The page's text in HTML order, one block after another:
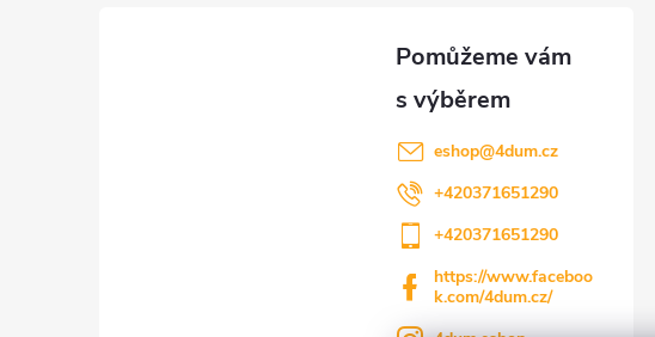
eshop@4dum.cz
+420371651290
+420371651290
https://www.faceboo
k.com/4dum.cz/